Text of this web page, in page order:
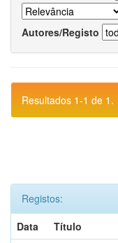
Autores/Registo
Resultados 1-1 de 1.
Registos:
Data
Título